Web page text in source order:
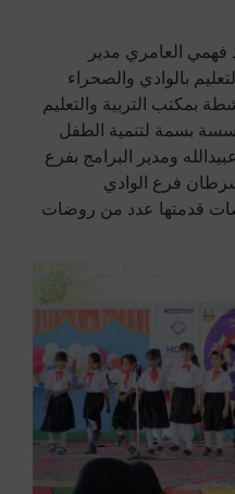
العامري مدير
بالوادي والصحراء
بمكتب التربية والتعليم
بسمة لتنمية الطفل
ومدير البرامج بفرع
فرع الوادي
قدمتها عدد من روضات